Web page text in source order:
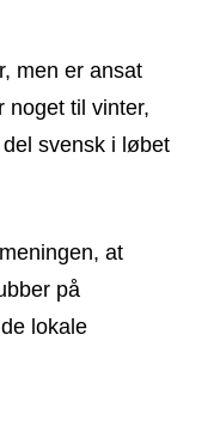
men er ansat
noget til vinter,
svensk i løbet
at
på
lokale